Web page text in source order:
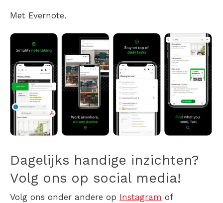
Met Evernote.
Dagelijks handige inzichten?
Volg ons op social media!
Volg ons onder andere op Instagram of